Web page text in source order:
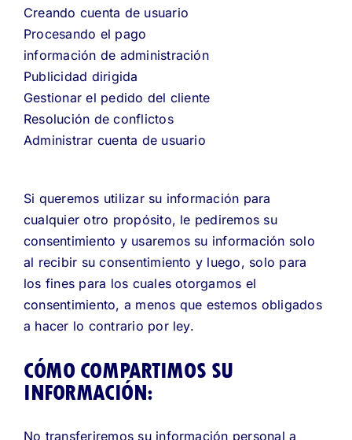
Creando cuenta de usuario
Procesando el pago
información de administración
Publicidad dirigida
Gestionar el pedido del cliente
Resolución de conflictos
Administrar cuenta de usuario
Si queremos utilizar su información para
cualquier otro propósito, le pediremos su
consentimiento y usaremos su información solo
al recibir su consentimiento y luego, solo para
los fines para los cuales otorgamos el
consentimiento, a menos que estemos obligados
a hacer lo contrario por ley.
CÓMO COMPARTIMOS SU
INFORMACIÓN:
No transferiremos su información personal a